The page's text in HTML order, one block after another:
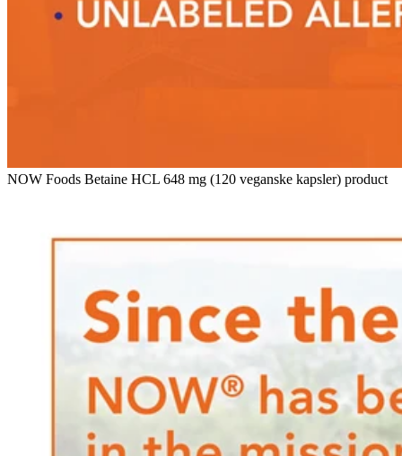
NOW Foods Betaine HCL 648 mg (120 veganske kapsler) product